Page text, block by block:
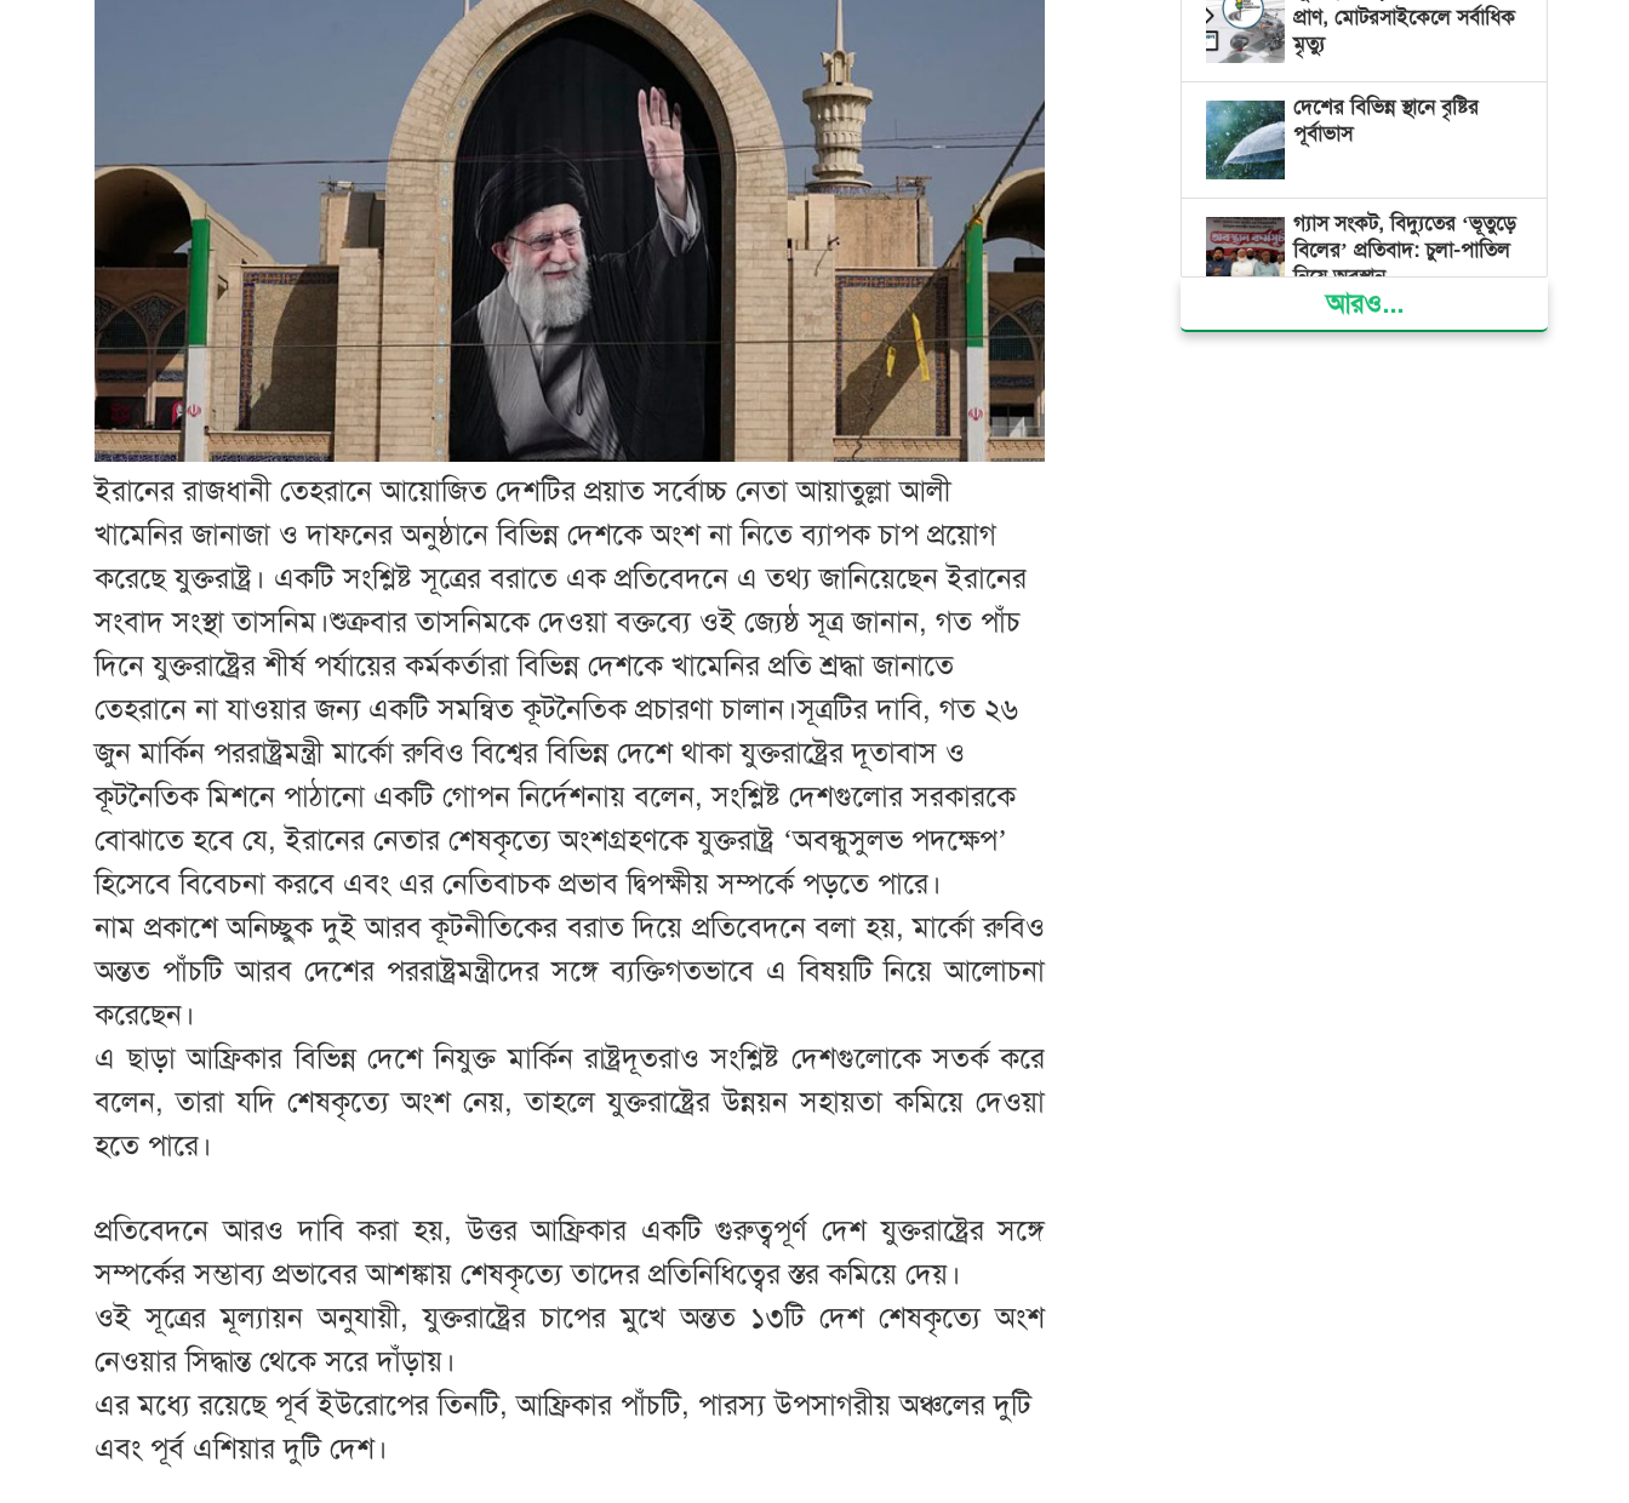
ইরানের রাজধানী তেহরানে আয়োজিত দেশটির প্রয়াত সর্বোচ্চ নেতা আয়াতুল্লা আলী
খামেনির জানাজা ও দাফনের অনুষ্ঠানে বিভিন্ন দেশকে অংশ না নিতে ব্যাপক চাপ প্রয়োগ
করেছে যুক্তরাষ্ট্র। একটি সংশ্লিষ্ট সূত্রের বরাতে এক প্রতিবেদনে এ তথ্য জানিয়েছেন ইরানের
সংবাদ সংস্থা তাসনিম।শুক্রবার তাসনিমকে দেওয়া বক্তব্যে ওই জ্যেষ্ঠ সূত্র জানান, গত পাঁচ
দিনে যুক্তরাষ্ট্রের শীর্ষ পর্যায়ের কর্মকর্তারা বিভিন্ন দেশকে খামেনির প্রতি শ্রদ্ধা জানাতে
তেহরানে না যাওয়ার জন্য একটি সমন্বিত কূটনৈতিক প্রচারণা চালান।সূত্রটির দাবি, গত ২৬
জুন মার্কিন পররাষ্ট্রমন্ত্রী মার্কো রুবিও বিশ্বের বিভিন্ন দেশে থাকা যুক্তরাষ্ট্রের দূতাবাস ও
কূটনৈতিক মিশনে পাঠানো একটি গোপন নির্দেশনায় বলেন, সংশ্লিষ্ট দেশগুলোর সরকারকে
বোঝাতে হবে যে, ইরানের নেতার শেষকৃত্যে অংশগ্রহণকে যুক্তরাষ্ট্র ‘অবন্ধুসুলভ পদক্ষেপ’
হিসেবে বিবেচনা করবে এবং এর নেতিবাচক প্রভাব দ্বিপক্ষীয় সম্পর্কে পড়তে পারে।
নাম প্রকাশে অনিচ্ছুক দুই আরব কূটনীতিকের বরাত দিয়ে প্রতিবেদনে বলা হয়, মার্কো রুবিও
অন্তত পাঁচটি আরব দেশের পররাষ্ট্রমন্ত্রীদের সঙ্গে ব্যক্তিগতভাবে এ বিষয়টি নিয়ে আলোচনা
করেছেন।
এ ছাড়া আফ্রিকার বিভিন্ন দেশে নিযুক্ত মার্কিন রাষ্ট্রদূতরাও সংশ্লিষ্ট দেশগুলোকে সতর্ক করে
বলেন, তারা যদি শেষকৃত্যে অংশ নেয়, তাহলে যুক্তরাষ্ট্রের উন্নয়ন সহায়তা কমিয়ে দেওয়া
হতে পারে।
প্রতিবেদনে আরও দাবি করা হয়, উত্তর আফ্রিকার একটি গুরুত্বপূর্ণ দেশ যুক্তরাষ্ট্রের সঙ্গে
সম্পর্কের সম্ভাব্য প্রভাবের আশঙ্কায় শেষকৃত্যে তাদের প্রতিনিধিত্বের স্তর কমিয়ে দেয়।
ওই সূত্রের মূল্যায়ন অনুযায়ী, যুক্তরাষ্ট্রের চাপের মুখে অন্তত ১৩টি দেশ শেষকৃত্যে অংশ
নেওয়ার সিদ্ধান্ত থেকে সরে দাঁড়ায়।
এর মধ্যে রয়েছে পূর্ব ইউরোপের তিনটি, আফ্রিকার পাঁচটি, পারস্য উপসাগরীয় অঞ্চলের দুটি
এবং পূর্ব এশিয়ার দুটি দেশ।
প্রাণ, মোটরসাইকেলে সর্বাধিক
মৃত্যু
দেশের বিভিন্ন স্থানে বৃষ্টির
পূর্বাভাস
গ্যাস সংকট, বিদ্যুতের ‘ভূতুড়ে
বিলের’ প্রতিবাদ: চুলা-পাতিল
নিয়ে অবস্থান
ক্ষমতার কেন্দ্র গণভবন থেকে
আরও...